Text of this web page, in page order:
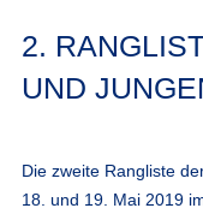
2.
UND
Die zweite Rangliste
18. und 19. Mai 2019